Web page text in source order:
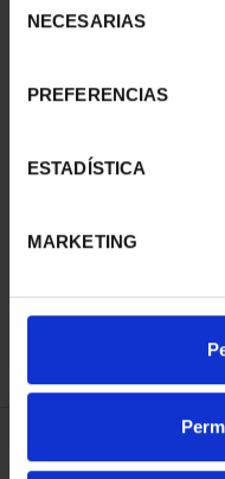
NECESARIAS
PREFERENCIAS
ESTADÍSTICA
MARKETING
(2024) VENUS ESPEJO
153,00 €
ORDENAR POR: